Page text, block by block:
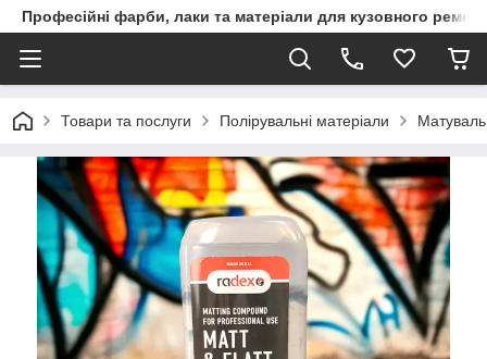
Професійні фарби, лаки та матеріали для кузовного
Товари та послуги Полірувальні матеріали